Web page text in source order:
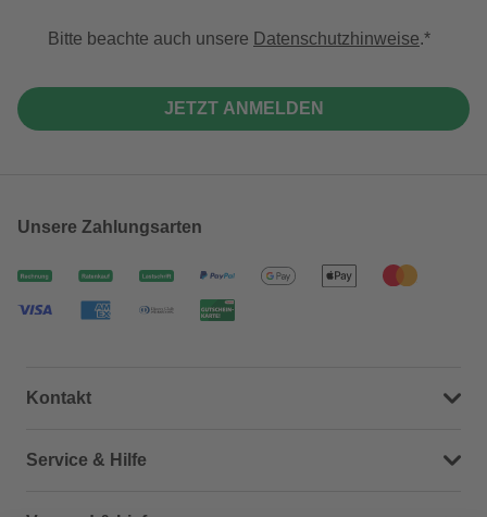
Bitte beachte auch unsere Datenschutzhinweise.
JETZT ANMELDEN
Unsere Zahlungsarten
Kontakt
Dein Kontakt zu uns
Service & Hilfe